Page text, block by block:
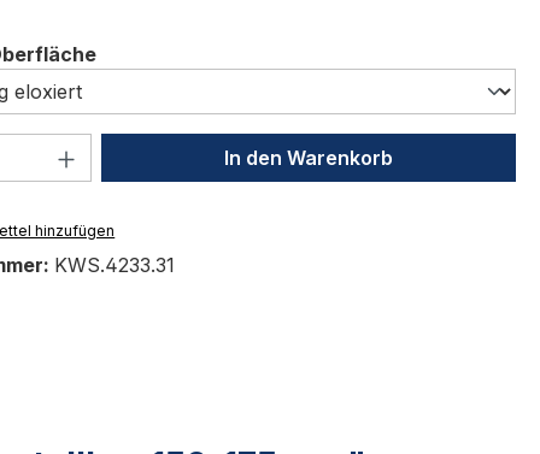
auswählen
Gib den gewünschten Wert
In den Warenkorb
hinzufügen
KWS.4233.31